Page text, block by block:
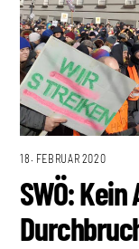
18. FEBRUAR 2020
SWÖ: